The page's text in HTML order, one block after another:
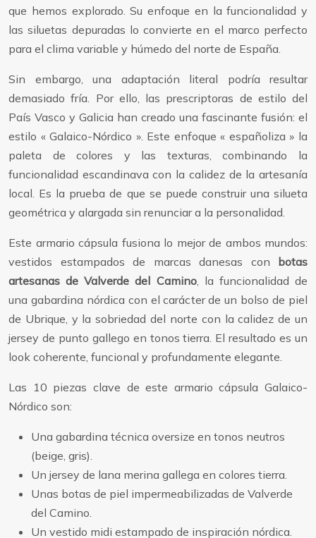
que hemos explorado. Su enfoque en la funcionalidad y
las siluetas depuradas lo convierte en el marco perfecto
para el clima variable y húmedo del norte de España.
Sin embargo, una adaptación literal podría resultar
demasiado fría. Por ello, las prescriptoras de estilo del
País Vasco y Galicia han creado una fascinante fusión: el
estilo « Galaico-Nórdico ». Este enfoque « españoliza » la
paleta de colores y las texturas, combinando la
funcionalidad escandinava con la calidez de la artesanía
local. Es la prueba de que se puede construir una silueta
geométrica y alargada sin renunciar a la personalidad.
Este armario cápsula fusiona lo mejor de ambos mundos:
vestidos estampados de marcas danesas con botas
artesanas de Valverde del Camino, la funcionalidad de
una gabardina nórdica con el carácter de un bolso de piel
de Ubrique, y la sobriedad del norte con la calidez de un
jersey de punto gallego en tonos tierra. El resultado es un
look coherente, funcional y profundamente elegante.
Las 10 piezas clave de este armario cápsula Galaico-
Nórdico son:
Una gabardina técnica oversize en tonos neutros
(beige, gris).
Un jersey de lana merina gallega en colores tierra.
Unas botas de piel impermeabilizadas de Valverde
del Camino.
Un vestido midi estampado de inspiración nórdica.